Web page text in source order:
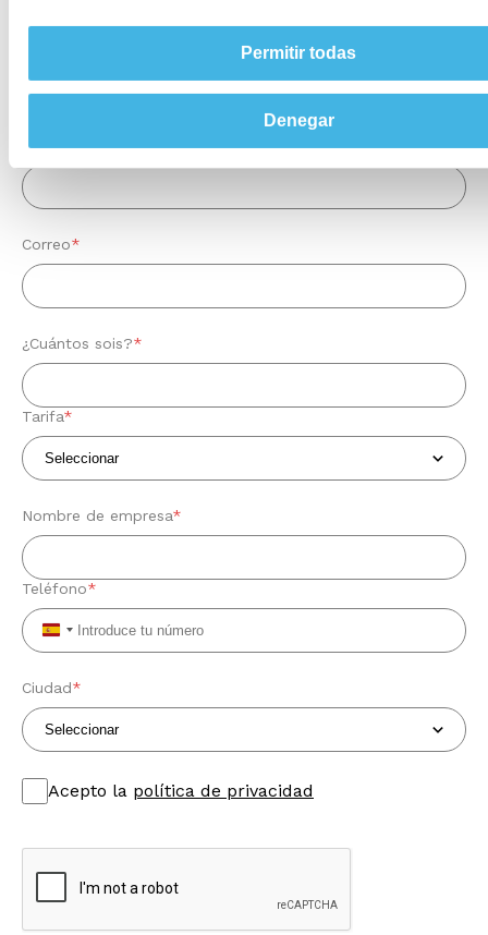
Permitir todas
Denegar
Apellidos*
Correo*
¿Cuántos sois?*
Tarifa*
Nombre de empresa*
Teléfono*
Spain
+34
Ciudad*
Acepto la política de privacidad